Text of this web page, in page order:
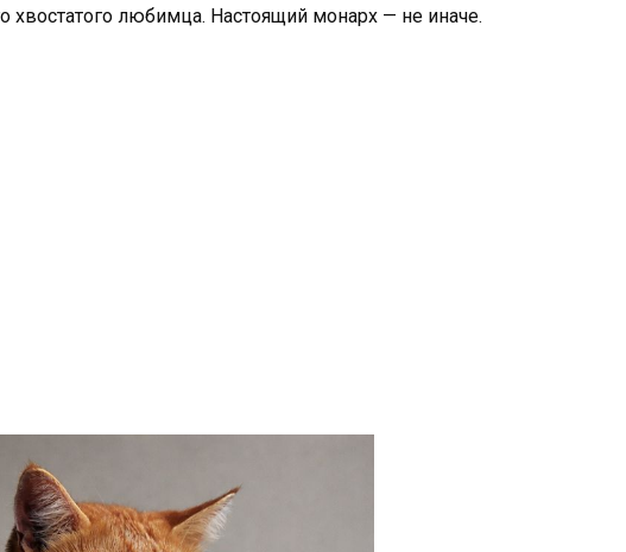
хвостатого любимца. Настоящий монарх — не иначе.